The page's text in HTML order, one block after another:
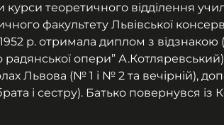
курси теоретичного відділення
факультету Львівської
р. отримала диплом з відзнакою
опери”
Львова (№ 1 і № 2 та вечірній),
і сестру). Батько повернувся із